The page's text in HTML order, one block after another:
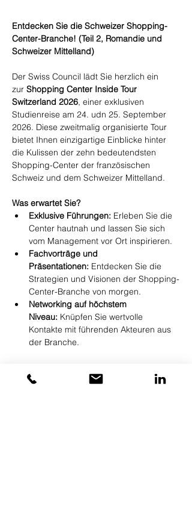
Entdecken Sie die Schweizer Shopping-
Center-Branche! (Teil 2, Romandie und
Schweizer Mittelland)
Der Swiss Council lädt Sie herzlich ein
zur Shopping Center Inside Tour
Switzerland 2026, einer exklusiven
Studienreise am 24. udn 25. September
2026. Diese zweitmalig organisierte Tour
bietet Ihnen einzigartige Einblicke hinter
die Kulissen der zehn bedeutendsten
Shopping-Center der französischen
Schweiz und dem Schweizer Mittelland.
Was erwartet Sie?
Exklusive Führungen: Erleben Sie die
Center hautnah und lassen Sie sich
vom Management vor Ort inspirieren.
Fachvorträge und
Präsentationen: Entdecken Sie die
Strategien und Visionen der Shopping-
Center-Branche von morgen.
Networking auf höchstem
Niveau: Knüpfen Sie wertvolle
Kontakte mit führenden Akteuren aus
der Branche.
Mehr anzeigen